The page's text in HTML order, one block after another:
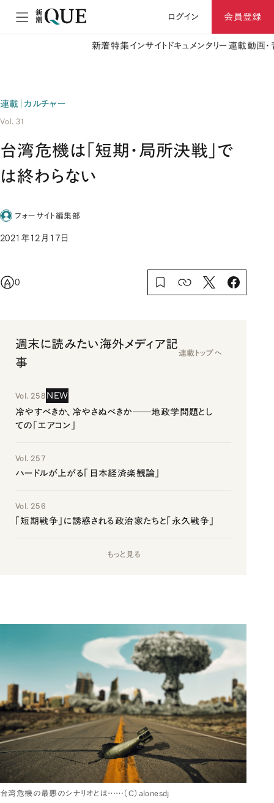
ログイン 会員登録
新着特集 インサイト ドキュメンタリー 連載動画
連載｜カルチャー
Vol. 31
台湾危機は「短期・局所決戦」で
は終わらない
フォーサイト編集部
2021年12月17日
0
週末に読みたい海外メディア記
事
連載トップへ
Vol. 258 NEW
冷やすべきか、冷やさぬべきか――地政学問題とし
ての「エアコン」
Vol. 257
ハードルが上がる「日本経済楽観論」
Vol. 256
「短期戦争」に誘惑される政治家たちと「永久戦争」
もっと見る
台湾危機の最悪のシナリオとは……（C）alonesdj